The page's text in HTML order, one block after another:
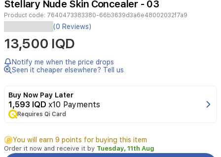
2
Stellary Nude Skin Concealer - 03
Product code: 7640473383380-66b3639d3a6e48002032f7a9
تغطية
من
الخفيفة
المتوسطة
من
ستيلاري،
تركيبة
(0 Reviews)
13,500 IQD
Notify me when the price drops
Seen it cheaper elsewhere? Tell us
Buy Now Pay Later
1,593 IQD x10 Payments
Requires Qi Card
You will earn 9 points for buying this item
Order it now and receive it by Tuesday, 11th Aug